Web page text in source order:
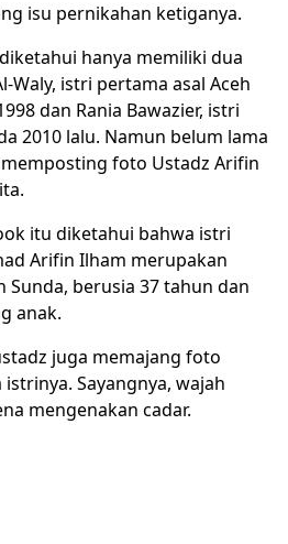
isu pernikahan ketiganya.
hanya memiliki dua
Waly, istri pertama asal Aceh
dan Rania Bawazier, istri
2010 lalu. Namun belum lama
foto Ustadz Arifin
itu diketahui bahwa istri
Arifin Ilham merupakan
berusia 37 tahun dan
anak.
juga memajang foto
Sayangnya, wajah
mengenakan cadar.